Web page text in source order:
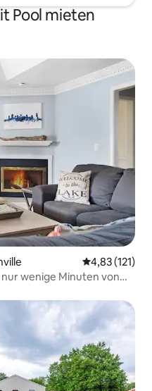
Pool mieten
4,83 (121)
nur wenige Minuten von